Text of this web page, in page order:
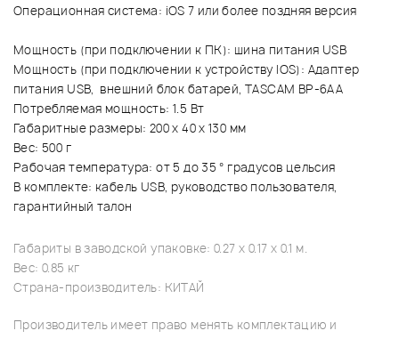
Операционная система: iOS 7 или более поздняя версия
Мощность (при подключении к ПК): шина питания USB
Мощность (при подключении к устройству IOS): Адаптер
питания USB, внешний блок батарей, TASCAM BP-6AA
Потребляемая мощность: 1.5 Вт
Габаритные размеры: 200 х 40 х 130 мм
Вес: 500 г
Рабочая температура: от 5 до 35 ° градусов цельсия
В комплекте: кабель USB, руководство пользователя,
гарантийный талон
Габариты в заводской упаковке: 0.27 x 0.17 x 0.1 м.
Вес: 0.85 кг
Страна-производитель: КИТАЙ
Производитель имеет право менять комплектацию и